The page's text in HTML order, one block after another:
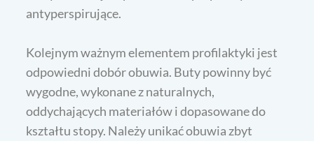
antyperspirujące.
Kolejnym ważnym elementem profilaktyki jest
odpowiedni dobór obuwia. Buty powinny być
wygodne, wykonane z naturalnych,
oddychających materiałów i dopasowane do
kształtu stopy. Należy unikać obuwia zbyt